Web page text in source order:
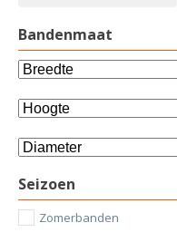
Bandenmaat
Seizoen
Zomerbanden